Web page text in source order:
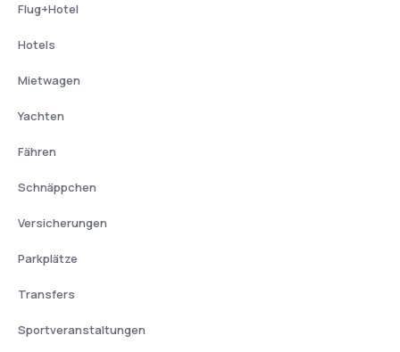
Flug+Hotel
Hotels
Mietwagen
Yachten
Fähren
Schnäppchen
Versicherungen
Parkplätze
Transfers
Sportveranstaltungen